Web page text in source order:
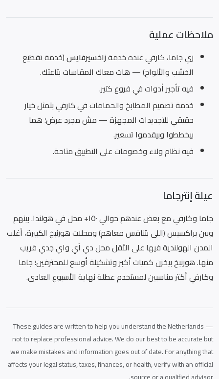
ملاحظات عملية
زي جاما، كارفي عنده خدمةزاخسيرفايس(خدمة تقطيع
الخشب والألواح) — هات معاك المقاسات بتاعتك.
فيه تأجير أدوات في فروع كتير.
خدمة تصميم المطابخ والحمامات في كارفي بتمثل خيار
حقيقي للتجديدات المجهزة — مش مجرد عرض؛ هما
بيخططوا وبيقدموا تسعير.
فيه نظام ولاء وخصومات على التطبيق متاحة.
عيلة إنترجاما
جاما وكارفي مع بعض عندهم حوالي ١٥٠+ محل في هولندا. بينهم
وبين براكسيس (اللى بتنافس معاهم) ومحلات هورنبخ الكبيرة، أغلب
المدن الهولندية فيها على الأقل محل دي آي واي جدي قريب
منها. هورنبخ بيخزن كميات أكبر وتشكيلة أوسع للمحترفين؛ جاما
وكارفي أكتر مناسبين لمستخدم عطلة نهاية الأسبوع العادي.
These guides are written to help you understand the Netherlands —
not to replace professional advice. We do our best to be accurate but
we make mistakes and information goes out of date. For anything that
affects your legal status, taxes, finances, or health, verify with an official